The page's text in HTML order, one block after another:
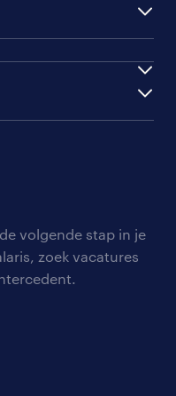
volgende stap in je
zoek vacatures